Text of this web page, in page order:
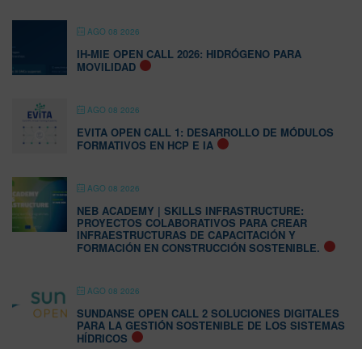
AGO 08 2026
IH-MIE OPEN CALL 2026: HIDRÓGENO PARA
MOVILIDAD
AGO 08 2026
EVITA OPEN CALL 1: DESARROLLO DE MÓDULOS
FORMATIVOS EN HCP E IA
AGO 08 2026
NEB ACADEMY | SKILLS INFRASTRUCTURE:
PROYECTOS COLABORATIVOS PARA CREAR
INFRAESTRUCTURAS DE CAPACITACIÓN Y
FORMACIÓN EN CONSTRUCCIÓN SOSTENIBLE.
AGO 08 2026
SUNDANSE OPEN CALL 2 SOLUCIONES DIGITALES
PARA LA GESTIÓN SOSTENIBLE DE LOS SISTEMAS
HÍDRICOS